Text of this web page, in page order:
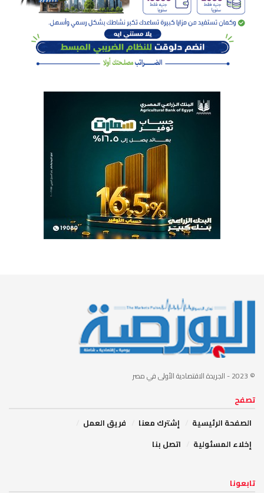
© 2023 - الجريدة الاقتصادية الأولى في مصر
تصفح
الصفحة الرئيسية
إشترك معنا
فريق العمل
إخلاء المسئولية
اتصل بنا
تابعونا